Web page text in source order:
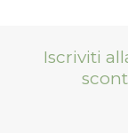
Iscriviti